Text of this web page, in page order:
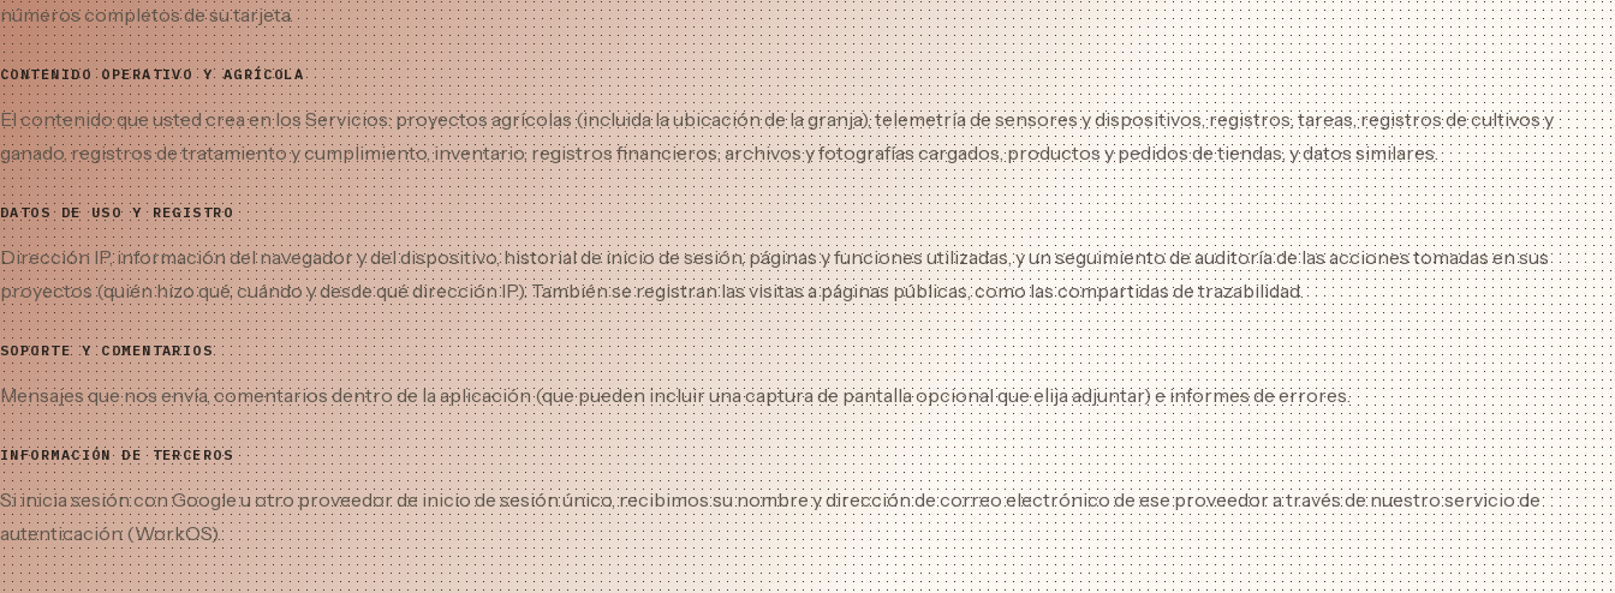
números completos de su tarjeta.
CONTENIDO OPERATIVO Y AGRÍCOLA
El contenido que usted crea en los Servicios: proyectos agrícolas (incluida la ubicación de la granja), telemetría de sensores y dispositivos, registros, tareas, registros de cultivos y
ganado, registros de tratamiento y cumplimiento, inventario, registros financieros, archivos y fotografías cargados, productos y pedidos de tiendas, y datos similares.
DATOS DE USO Y REGISTRO
Dirección IP, información del navegador y del dispositivo, historial de inicio de sesión, páginas y funciones utilizadas, y un seguimiento de auditoría de las acciones tomadas en sus
proyectos (quién hizo qué, cuándo y desde qué dirección IP). También se registran las visitas a páginas públicas, como las compartidas de trazabilidad.
SOPORTE Y COMENTARIOS
Mensajes que nos envía, comentarios dentro de la aplicación (que pueden incluir una captura de pantalla opcional que elija adjuntar) e informes de errores.
INFORMACIÓN DE TERCEROS
Si inicia sesión con Google u otro proveedor de inicio de sesión único, recibimos su nombre y dirección de correo electrónico de ese proveedor a través de nuestro servicio de
autenticación (WorkOS).